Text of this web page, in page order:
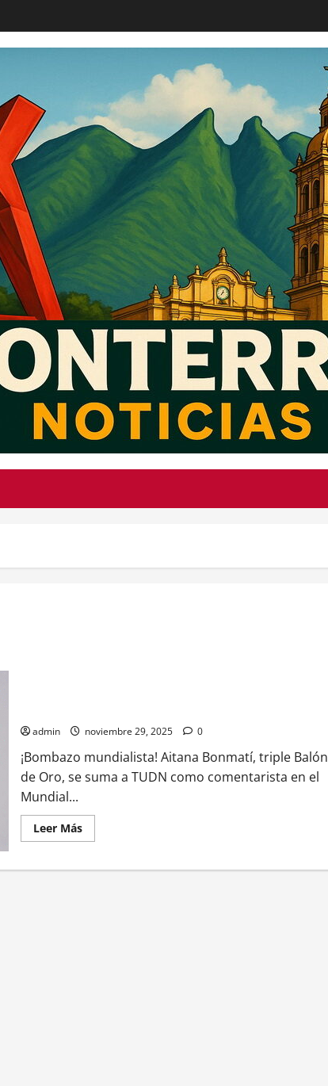
admin noviembre 29, 2025 0
¡Bombazo mundialista! Aitana Bonmatí, triple Balón
de Oro, se suma a TUDN como comentarista en el
Mundial...
Leer MásLeer
más
TUDN